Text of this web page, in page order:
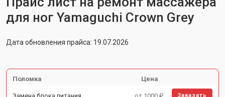
для ног Yamaguchi Crown Grey
Дата обновления прайса: 19.07.2026
Поломка Цена
Замена блока питания от 1000 ₽ Заказать